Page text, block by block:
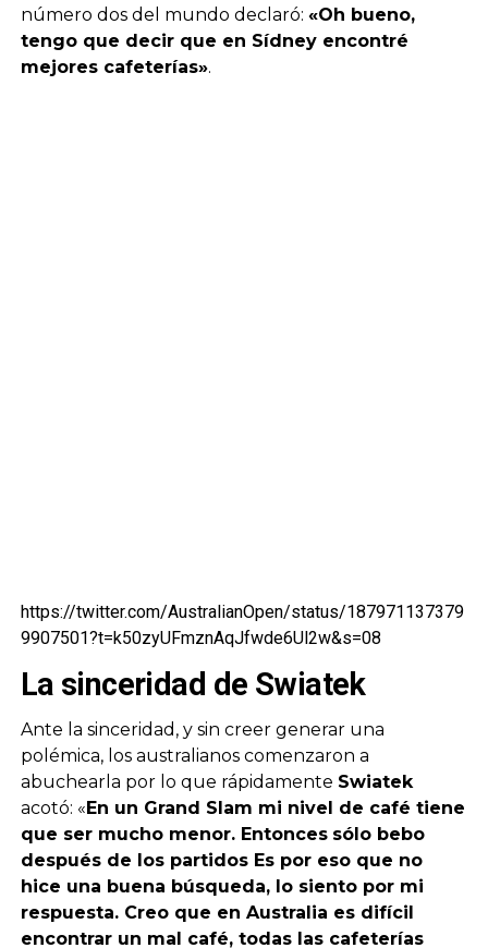
número dos del mundo declaró: «Oh bueno,
tengo que decir que en Sídney encontré
mejores cafeterías».
https://twitter.com/AustralianOpen/status/187971137379
9907501?t=k50zyUFmznAqJfwde6Ul2w&s=08
La sinceridad de Swiatek
Ante la sinceridad, y sin creer generar una
polémica, los australianos comenzaron a
abuchearla por lo que rápidamente Swiatek
acotó: «En un Grand Slam mi nivel de café tiene
que ser mucho menor. Entonces sólo bebo
después de los partidos Es por eso que no
hice una buena búsqueda, lo siento por mi
respuesta. Creo que en Australia es difícil
encontrar un mal café, todas las cafeterías